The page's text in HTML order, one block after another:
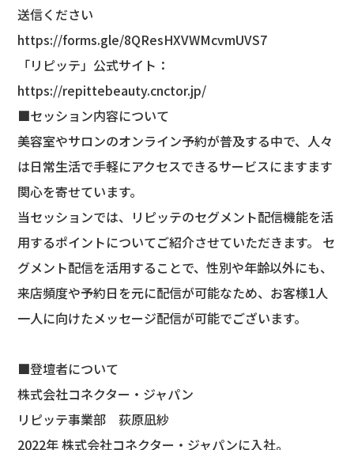
送信ください
https://forms.gle/8QResHXVWMcvmUVS7
「リピッテ」公式サイト：
https://repittebeauty.cnctor.jp/
■セッション内容について
美容室やサロンのオンライン予約が普及する中で、人々
は日常生活で手軽にアクセスできるサービスにますます
関心を寄せています。
当セッションでは、リピッテのセグメント配信機能を活
用するポイントについてご紹介させていただきます。 セ
グメント配信を活用することで、性別や年齢以外にも、
来店頻度や予約日を元に配信が可能なため、お客様1人
一人に向けたメッセージ配信が可能でございます。
■登壇者について
株式会社コネクター・ジャパン
リピッテ事業部 荻原凪紗
2022年 株式会社コネクター・ジャパンに入社。